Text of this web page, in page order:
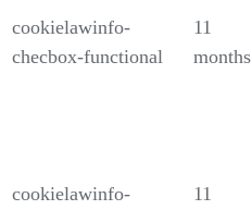
cookielawinfo-
checbox-functional
11
months
cookielawinfo-
11